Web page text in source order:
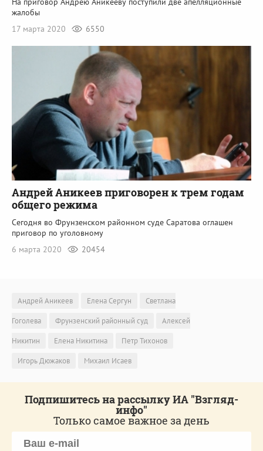
жалобы
17 марта 2020
6550
Андрей Аникеев приговорен к трем годам
общего режима
Сегодня во Фрунзенском районном суде Саратова оглашен
приговор по уголовному
6 марта 2020
20454
Андрей Аникеев Елена Сергун
Светлана
Гоголева
Фрунзенский районный суд
Алексей
Никитин
Елена Никитина
Петр Тихонов
Игорь Дюжаков
Михаил Исаев
Подпишитесь на рассылку ИА "Взгляд-
инфо"
Только самое важное за день